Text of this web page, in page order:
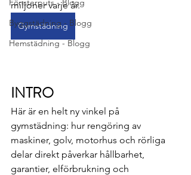
Fönsterputs - Blogg
Byggstädning - Blogg
Hemstädning - Blogg
miljoner varje år.
Gymstädning
INTRO
Här är en helt ny vinkel på
gymstädning: hur rengöring av
maskiner, golv, motorhus och rörliga
delar direkt påverkar hållbarhet,
garantier, elförbrukning och